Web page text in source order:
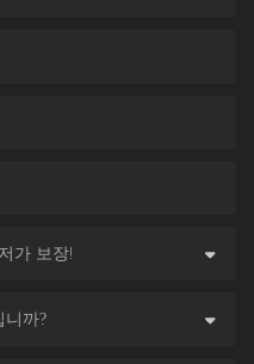
가 보장!
까?